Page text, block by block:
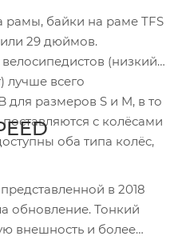
рамы, байки на раме TFS
или 29 дюймов.
(низкий
лучше всего
для размеров S и M, в то
с колёсами
оба типа колёс,
в 2018
обновление. Тонкий
внешность и более